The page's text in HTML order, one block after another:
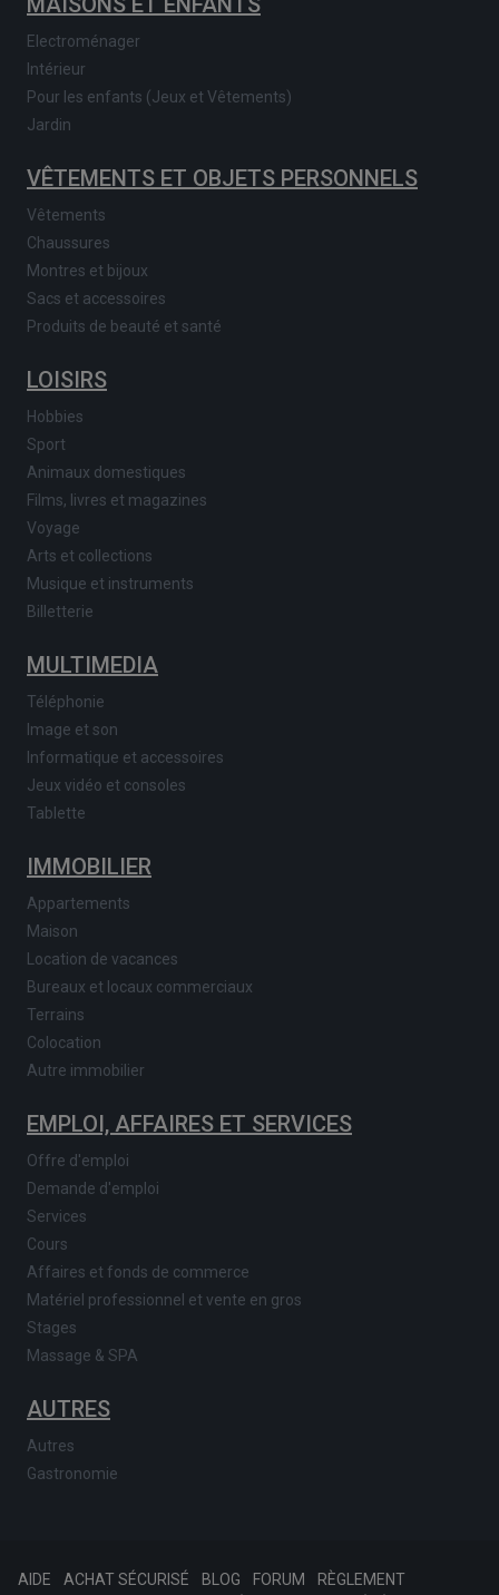
Electroménager
Intérieur
Pour les enfants (Jeux et Vêtements)
Jardin
VÊTEMENTS ET OBJETS PERSONNELS
Vêtements
Chaussures
Montres et bijoux
Sacs et accessoires
Produits de beauté et santé
LOISIRS
Hobbies
Sport
Animaux domestiques
Films, livres et magazines
Voyage
Arts et collections
Musique et instruments
Billetterie
MULTIMEDIA
Téléphonie
Image et son
Informatique et accessoires
Jeux vidéo et consoles
Tablette
IMMOBILIER
Appartements
Maison
Location de vacances
Bureaux et locaux commerciaux
Terrains
Colocation
Autre immobilier
EMPLOI, AFFAIRES ET SERVICES
Offre d'emploi
Demande d'emploi
Services
Cours
Affaires et fonds de commerce
Matériel professionnel et vente en gros
Stages
Massage & SPA
AUTRES
Autres
Gastronomie
AIDE ACHAT SÉCURISÉ BLOG FORUM RÈGLEMENT